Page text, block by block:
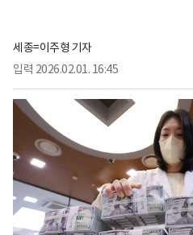
세종=이주형 기자
입력 2026.02.01. 16:45